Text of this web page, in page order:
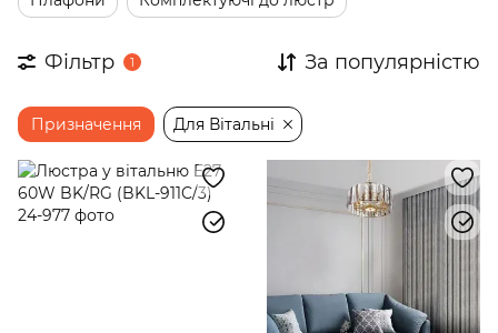
Доставка по Україні, офіційна гарантія,
Фільтр 1 За популярністю
Призначення Для Вітальні